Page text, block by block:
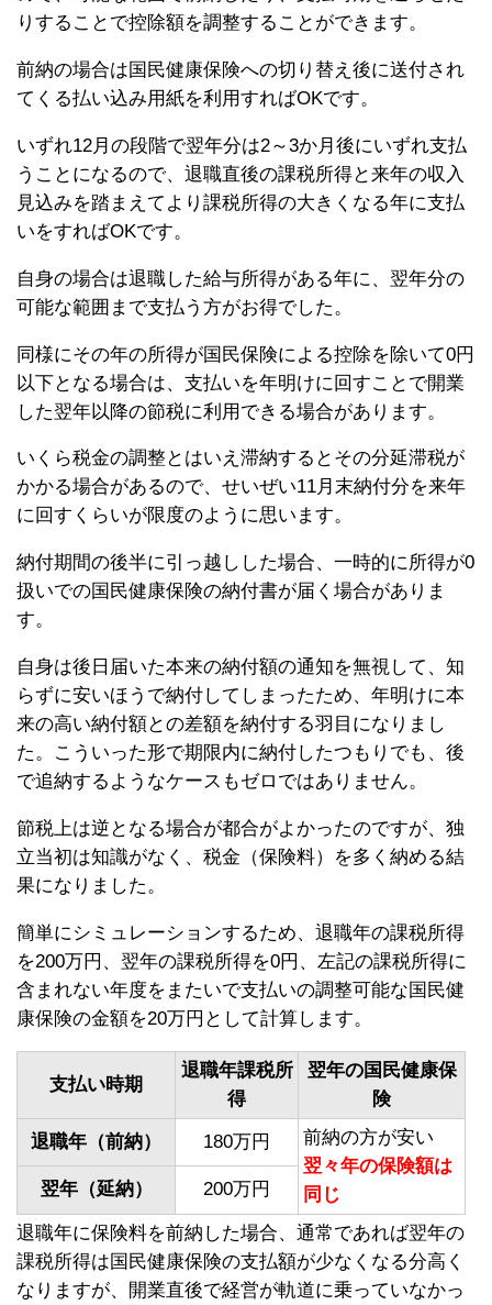
りすることで控除額を調整することができます。
前納の場合は国民健康保険への切り替え後に送付され
てくる払い込み用紙を利用すればOKです。
いずれ12月の段階で翌年分は2～3か月後にいずれ支払
うことになるので、退職直後の課税所得と来年の収入
見込みを踏まえてより課税所得の大きくなる年に支払
いをすればOKです。
自身の場合は退職した給与所得がある年に、翌年分の
可能な範囲まで支払う方がお得でした。
同様にその年の所得が国民保険による控除を除いて0円
以下となる場合は、支払いを年明けに回すことで開業
した翌年以降の節税に利用できる場合があります。
いくら税金の調整とはいえ滞納するとその分延滞税が
かかる場合があるので、せいぜい11月末納付分を来年
に回すくらいが限度のように思います。
納付期間の後半に引っ越しした場合、一時的に所得が0
扱いでの国民健康保険の納付書が届く場合がありま
す。
自身は後日届いた本来の納付額の通知を無視して、知
らずに安いほうで納付してしまったため、年明けに本
来の高い納付額との差額を納付する羽目になりまし
た。こういった形で期限内に納付したつもりでも、後
で追納するようなケースもゼロではありません。
節税上は逆となる場合が都合がよかったのですが、独
立当初は知識がなく、税金（保険料）を多く納める結
果になりました。
簡単にシミュレーションするため、退職年の課税所得
を200万円、翌年の課税所得を0円、左記の課税所得に
含まれない年度をまたいで支払いの調整可能な国民健
康保険の金額を20万円として計算します。
支払い時期
退職年課税所
得
翌年の国民健康保
険
退職年（前納） 180万円
前納の方が安い
翌々年の保険額は
同じ
翌年（延納） 200万円
退職年に保険料を前納した場合、通常であれば翌年の
課税所得は国民健康保険の支払額が少なくなる分高く
なりますが、開業直後で経営が軌道に乗っていなかっ